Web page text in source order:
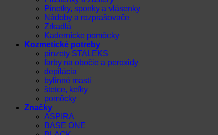
Pinetky, sponky a vlásenky
Nádoby a rozprašovače
Zrkadlá
Kadernícke pomôcky
Kozmetické potreby
pinzety STALEKS
farby na obočie a peroxidy
depilácia
bylinné masti
štetce, kefky
pomôcky
Značky
ASPIRA
BASE ONE